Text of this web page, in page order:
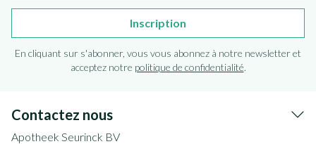
Inscription
En cliquant sur s'abonner, vous vous abonnez à notre newsletter et
acceptez notre politique de confidentialité.
Contactez nous
Apotheek Seurinck BV